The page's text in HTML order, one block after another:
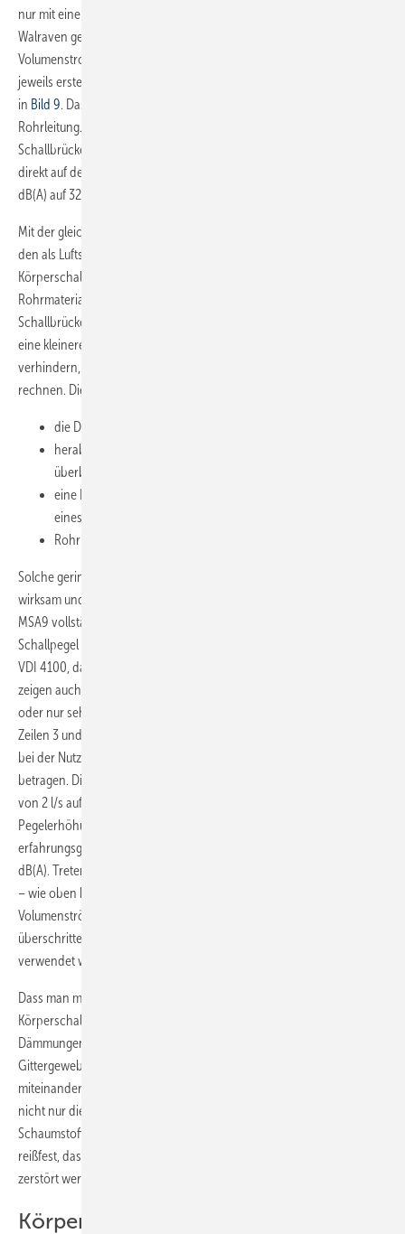
nur mit einer wirksamen Befestigung wie der Bismat 1000 von
Walraven gehalten, erhält man Schalldruckpegel (je nach
Volumenstrom in der Rohrleitung) von etwa 12 bis 15 dB(A), siehe die
jeweils erste Zeile in der nach dem Rohrwerkstoff geordneten Tabelle
in Bild 9. Das entspricht etwa der reinen Luftschallabstrahlung einer
Rohrleitung. Werden die Rohre mit einer raum- bzw. geschosshohen
Schallbrücke (Streckmetall und Putz ohne Körperschallentkoppelung
direkt auf der Rohrleitung) verlegt, steigen die Schallpegel um etwa 20
dB(A) auf 32 bzw. 35 dB(A) an.
Mit der gleichen raum- bzw. geschosshohen Schallbrücke kann man
den als Luftschall abgestrahlten Körperschall bei Verwendung der
Körperschalldämmung um 12 bis 15 dB(A) – abhängig vom
Rohrmaterial – drastisch reduzieren. In der Regel sind die baulichen
Schallbrücken jedoch geringer als geschosshoch. Kann man aber nur
eine kleinere bauseitige Schallbrücke bei der Montage nicht
verhindern, muss man mit Pegelerhöhungen um 5 bis 10 dB(A)
rechnen. Dies geschieht z.B., wenn
die Dämmung unvollständig ausgeführt ist
herabfallender Mörtel das Abwasserrohr mit dem Baukörper
überbrückt,
eine Rohrleitung an einem Profil einer Leichtbauwand oder
eines Schienensystems anliegt,
Rohrbefestigungen ohne Gummieinlage verwendet werden.
Solche geringeren Schallpegelerhöhungen werden grundsätzlich
wirksam und sicher mit den Körperschalldämmungen MSA4 und
MSA9 vollständig kompensiert und die auftretenden, abgestrahlten
Schallpegel liegen demzufolge immer in der Schallschutzstufe III der
VDI 4100, das heißt unter 25 dB(A). Die Messergebnisse in
zeigen auch, dass die körperschallentkoppelnde Befestigung keinen
oder nur sehr geringen Einfluss auf die Schallübertragung hat (siehe
Zeilen 3 und 4). Bei größeren Bauobjekten wie Hochhäusern kann es
bei der Nutzung vorkommen, dass die Volumenströme mehr als 2 l/s
betragen. Die Schallabstrahlung bei Verdopplung des Volumenstroms
von 2 l/s auf 4 l/s führt nach akustischen Regeln zu einer
Pegelerhöhung um ­etwa 3 dB(A). Sicherheitshalber und
erfahrungsgemäß rechnet man aber mit einer Erhöhung von etwa 5
dB(A). Treten Schallbrücken mit Pegelerhöhungen von 5 bis 10 dB(A)
– wie oben beschrieben – auf, werden auch bei höheren
Volumenströmen die in
überschritten, wenn die Körperschalldämmungen MSA4 und MSA9
verwendet werden.
Dass man mit Körperschalldämmungen Rohrleitungen sicher vor
Körperschallbrücken schützen kann, verdeutlicht
Dämmungen bestehen hier z.B. aus einer PE-Folie mit integriertem
Gittergewebe aus PE und einer weichen Polsterlage aus fest
miteinander vernadelten Kunststofffasern. Dieser Verbund schützt
nicht nur die innere, weiche und damit schallentkoppelnde
Schaumstoffschicht wirksam vor Beschädigungen, sondern ist so
reißfest, dass er auch durch den robusten Baustellenbetrieb nicht
zerstört werden kann.
Körperschallentkoppelung von